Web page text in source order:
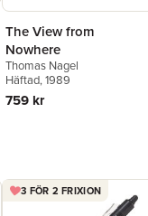
The View from
Nowhere
Thomas Nagel
Häftad, 1989
759 kr
3 FÖR 2 FRIXION